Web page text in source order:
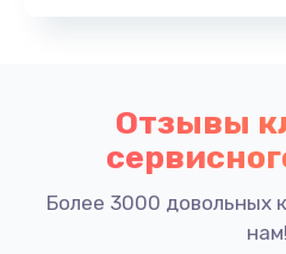
Отзывы
Более 3000 довольных
нам!